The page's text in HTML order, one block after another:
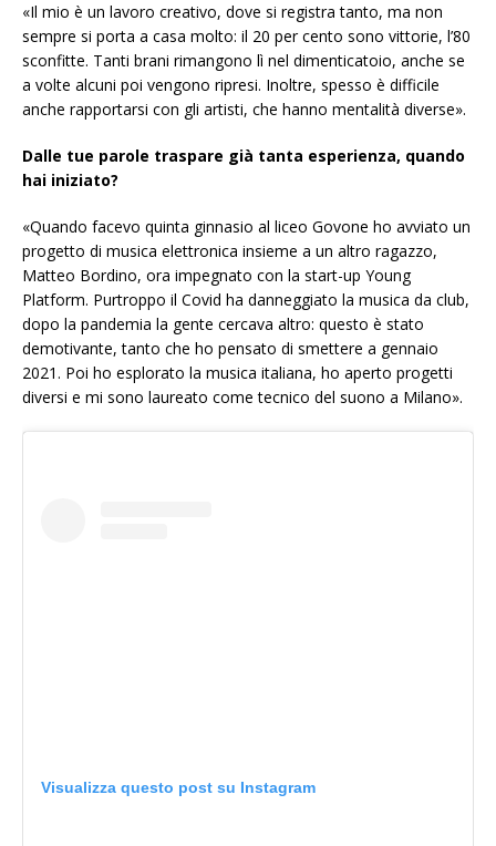
«Il mio è un lavoro creativo, dove si registra tanto, ma non
sempre si porta a casa molto: il 20 per cento sono vittorie, l’80
sconfitte. Tanti brani rimangono lì nel dimenticatoio, anche se
a volte alcuni poi vengono ripresi. Inoltre, spesso è difficile
anche rapportarsi con gli artisti, che hanno mentalità diverse».
Dalle tue parole traspare già tanta esperienza, quando
hai iniziato?
«Quando facevo quinta ginnasio al liceo Govone ho avviato un
progetto di musica elettronica insieme a un altro ragazzo,
Matteo Bordino, ora impegnato con la start-up Young
Platform. Purtroppo il Covid ha danneggiato la musica da club,
dopo la pandemia la gente cercava altro: questo è stato
demotivante, tanto che ho pensato di smettere a gennaio
2021. Poi ho esplorato la musica italiana, ho aperto progetti
diversi e mi sono laureato come tecnico del suono a Milano».
Visualizza questo post su Instagram